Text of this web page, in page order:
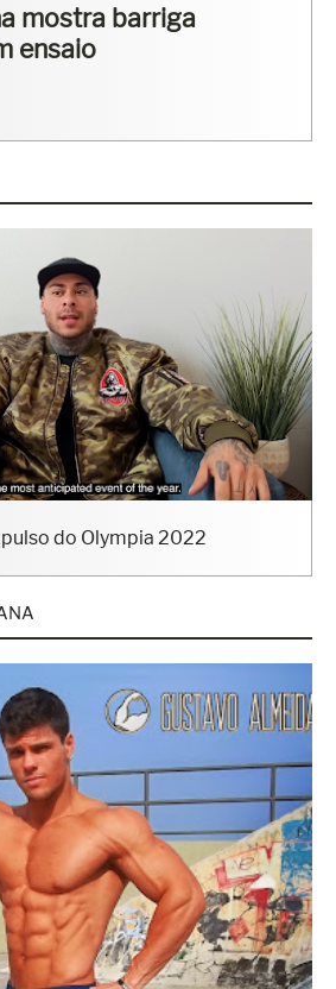
mostra barriga
ensaio
do Olympia 2022